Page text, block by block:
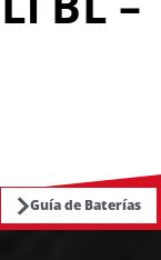
Guía de Baterías